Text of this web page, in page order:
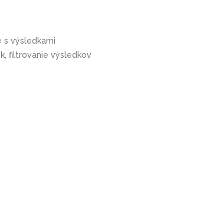
s výsledkami
filtrovanie výsledkov